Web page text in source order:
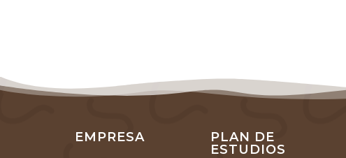
EMPRESA
PLAN DE
ESTUDIOS